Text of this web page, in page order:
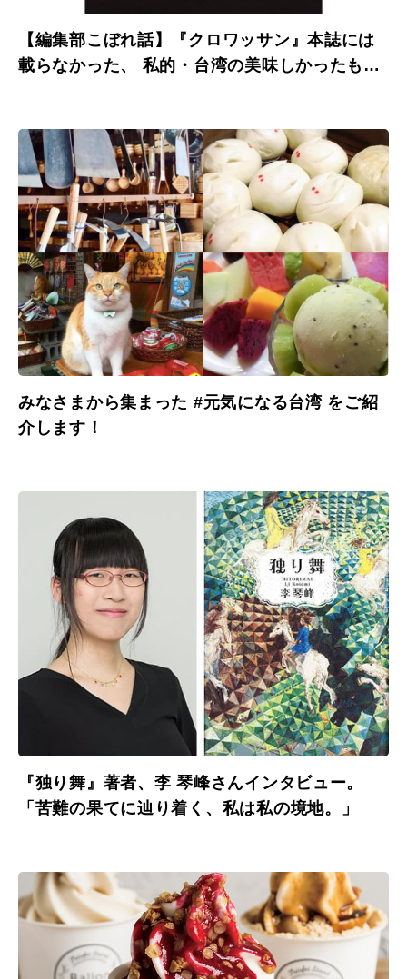
【編集部こぼれ話】『クロワッサン』本誌には
載らなかった、 私的・台湾の美味しかったも
みなさまから集まった #元気になる台湾 をご紹
介します！
『独り舞』著者、李 琴峰さんインタビュー。
「苦難の果てに辿り着く、私は私の境地。」